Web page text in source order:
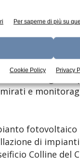
Per saperne di più su
Cookie Policy Privacy
emissioni e
da fonti
consumi
energetico
e
fotovoltaico
di
Colline del